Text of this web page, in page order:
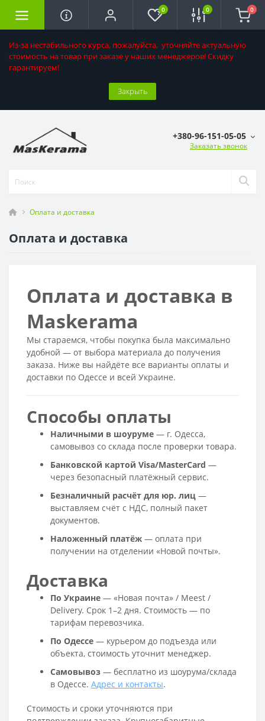
Из-за нестабильного курса, пожалуйста, уточняйте актуальную
стоимость на товар при заказе у наших менеджеров! Скидку
гарантируем!
Закрыть
0 0 0
+380-96-151-05-05
Заказать звонок
Оплата и доставка
Оплата и доставка
Оплата и доставка в
Maskerama
Мы стараемся, чтобы покупка была максимально
удобной — от выбора материала до получения
заказа. Ниже вы найдёте все варианты оплаты и
доставки по Одессе и всей Украине.
Способы оплаты
Наличными в шоуруме — г. Одесса,
самовывоз со склада после проверки товара.
Банковской картой Visa/MasterCard —
через безопасный платёжный сервис.
Безналичный расчёт для юр. лиц —
выставляем счёт с НДС, полный пакет
документов.
Наложенный платёж — оплата при
получении на отделении «Новой почты».
Доставка
По Украине — «Новая почта» / Meest /
Delivery. Срок 1–2 дня. Стоимость — по
тарифам перевозчика.
По Одессе — курьером до подъезда или
объекта, стоимость уточнит менеджер.
Самовывоз — бесплатно из шоурума/склада
в Одессе. Адрес и контакты.
Стоимость и сроки уточняются при